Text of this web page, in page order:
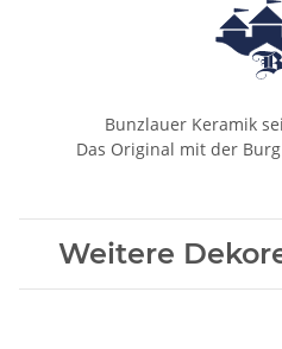
Bunzlauer Keramik
Das Original mit der
Weitere